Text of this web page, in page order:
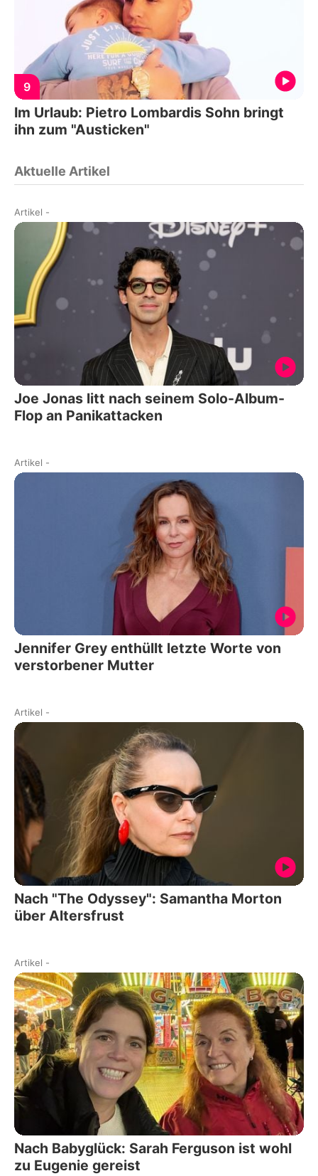
9
Im Urlaub: Pietro Lombardis Sohn bringt
ihn zum "Austicken"
Aktuelle Artikel
Artikel -
Joe Jonas litt nach seinem Solo-Album-
Flop an Panikattacken
Artikel -
Jennifer Grey enthüllt letzte Worte von
verstorbener Mutter
Artikel -
Nach "The Odyssey": Samantha Morton
über Altersfrust
Artikel -
Nach Babyglück: Sarah Ferguson ist wohl
zu Eugenie gereist